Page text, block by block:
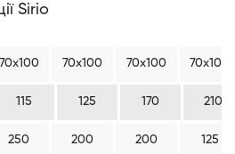
Sirio
70х100 70х100 70х100 70х100
115 125 170 210
250 200 200 125